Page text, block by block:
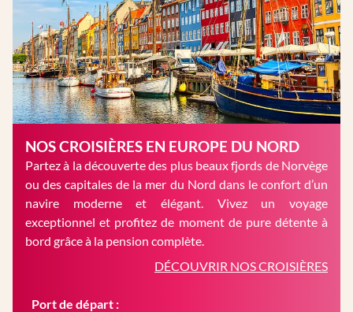
NOS CROISIÈRES EN EUROPE DU NORD
Partez à la découverte des plus beaux fjords de Norvège
ou des capitales de la mer du Nord dans le confort d’un
navire moderne et élégant. Vivez un voyage
exceptionnel et profitez de moment de pure détente à
bord grâce à la pension complète.
DÉCOUVRIR NOS CROISIÈRES
Port de départ :